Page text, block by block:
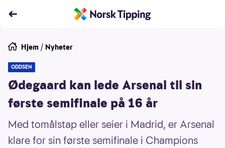
Hjem / Nyheter
ODDSEN
Ødegaard kan lede Arsenal til sin
første semifinale på 16 år
Med tomålstap eller seier i Madrid, er Arsenal
klare for sin første semifinale i Champions